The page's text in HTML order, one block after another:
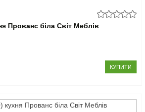
Прованс біла Світ Меблів
КУПИТИ